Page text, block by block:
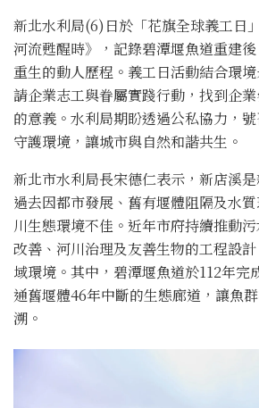
新北水利局(6)日於「花旗全球義工日
河流甦醒時》，記錄碧潭堰魚道重建
重生的動人歷程。義工日活動結合環
請企業志工與眷屬實踐行動，找到企
的意義。水利局期盼透過公私協力，
守護環境，讓城市與自然和諧共生。
新北市水利局長宋德仁表示，新店溪是
過去因都市發展、舊有堰體阻隔及水
川生態環境不佳。近年市府持續推動
改善、河川治理及友善生物的工程設
域環境。其中，碧潭堰魚道於112年完
通舊堰體46年中斷的生態廊道，讓魚
溯。